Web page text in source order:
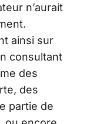
n’aurait
ainsi sur
consultant
des
des
partie de